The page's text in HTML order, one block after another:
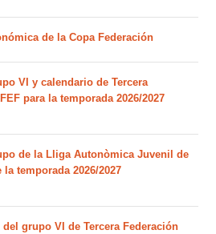
de la Copa Federación
VI y calendario de Tercera
para la temporada 2026/2027
de la Lliga Autonòmica Juvenil de
temporada 2026/2027
grupo VI de Tercera Federación